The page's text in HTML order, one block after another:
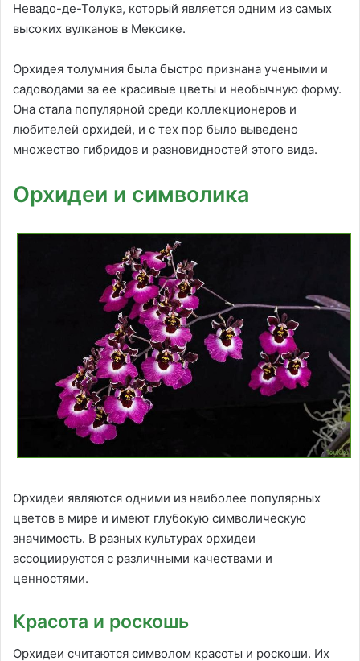
Невадо-де-Толука, который является одним из самых
высоких вулканов в Мексике.
Орхидея толумния была быстро признана учеными и
садоводами за ее красивые цветы и необычную форму.
Она стала популярной среди коллекционеров и
любителей орхидей, и с тех пор было выведено
множество гибридов и разновидностей этого вида.
Орхидеи и символика
Орхидеи являются одними из наиболее популярных
цветов в мире и имеют глубокую символическую
значимость. В разных культурах орхидеи
ассоциируются с различными качествами и
ценностями.
Красота и роскошь
Орхидеи считаются символом красоты и роскоши. Их